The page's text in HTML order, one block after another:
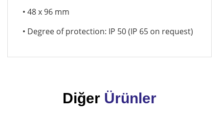
• 48 x 96 mm
• Degree of protection: IP 50 (IP 65 on request)
Diğer Ürünler